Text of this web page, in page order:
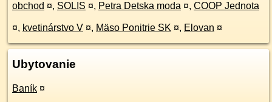
obchod ¤, SOLIS ¤, Petra Detska moda ¤, COOP Jednota
¤, kvetinárstvo V ¤, Mäso Ponitrie SK ¤, Elovan ¤
Ubytovanie
Baník ¤